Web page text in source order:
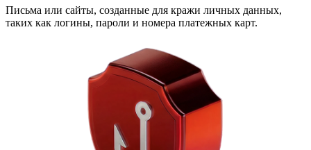
Письма или сайты, созданные для кражи личных данных,
таких как логины, пароли и номера платежных карт.